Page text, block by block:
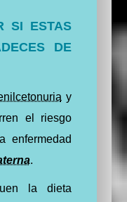
SI ESTAS
DE
y
el riesgo
enfermedad
.
la dieta